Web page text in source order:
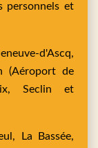
personnels et
d'Ascq,
(Aéroport de
Seclin et
La Bassée,